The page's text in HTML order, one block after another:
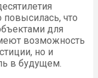
повысилась, что
для
возможность
но и
в будущем.